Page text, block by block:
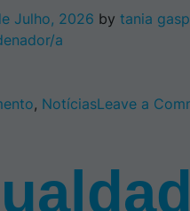
Julho, 2026 by tania
, NotíciasLeave a